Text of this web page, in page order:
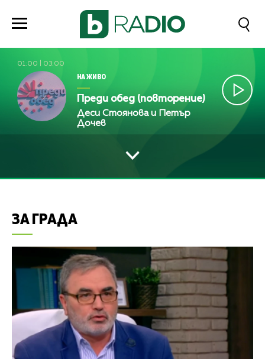
01:00 03:00
НА ЖИВО
Преди обед (повторение)
Деси Стоянова и Петър
Дочев
ЗА ГРАДА